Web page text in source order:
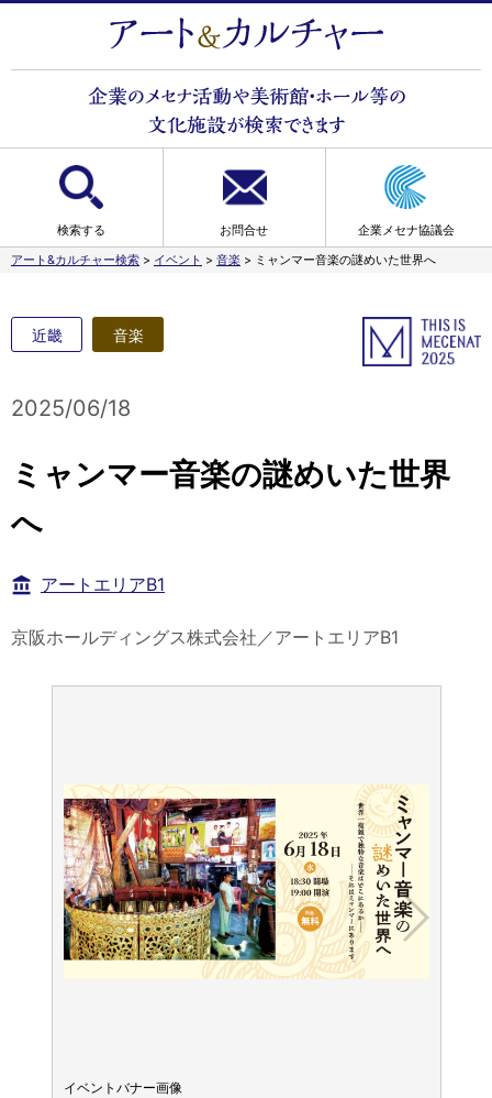
検索する お問合せ
企業メセナ協議会
アート&カルチャー検索 > イベント > 音楽 > ミャンマー音楽の謎めいた世界へ
イベントバナー画像
近畿 音楽
2025/06/18
ミャンマー音楽の謎めいた世界
へ
アートエリアB1
京阪ホールディングス株式会社／アートエリアB1